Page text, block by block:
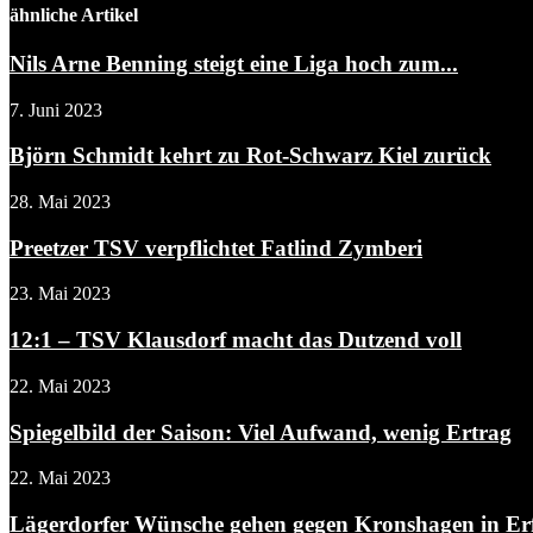
ähnliche Artikel
Nils Arne Benning steigt eine Liga hoch zum...
7. Juni 2023
Björn Schmidt kehrt zu Rot-Schwarz Kiel zurück
28. Mai 2023
Preetzer TSV verpflichtet Fatlind Zymberi
23. Mai 2023
12:1 – TSV Klausdorf macht das Dutzend voll
22. Mai 2023
Spiegelbild der Saison: Viel Aufwand, wenig Ertrag
22. Mai 2023
Lägerdorfer Wünsche gehen gegen Kronshagen in